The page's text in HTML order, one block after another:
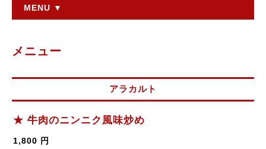
MENU ▼
メニュー
アラカルト
★ 牛肉のニンニク風味炒め
1,800 円